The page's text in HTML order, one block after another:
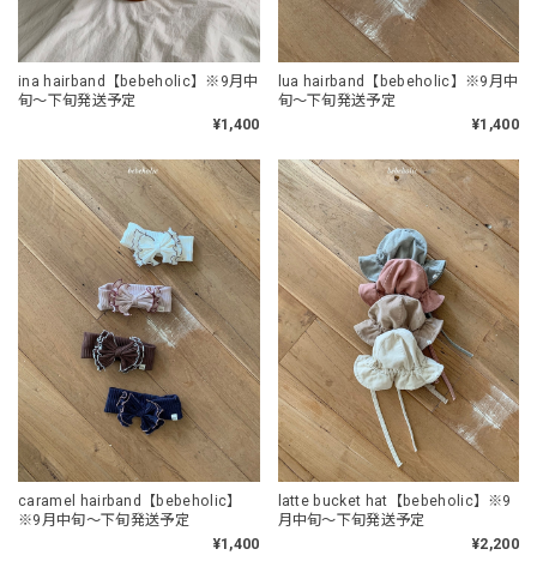
ina hairband【bebeholic】※9月中
旬〜下旬発送予定
¥1,400
lua hairband【bebeholic】※9月中
旬〜下旬発送予定
¥1,400
caramel hairband【bebeholic】
※9月中旬〜下旬発送予定
¥1,400
latte bucket hat【bebeholic】※9
月中旬〜下旬発送予定
¥2,200